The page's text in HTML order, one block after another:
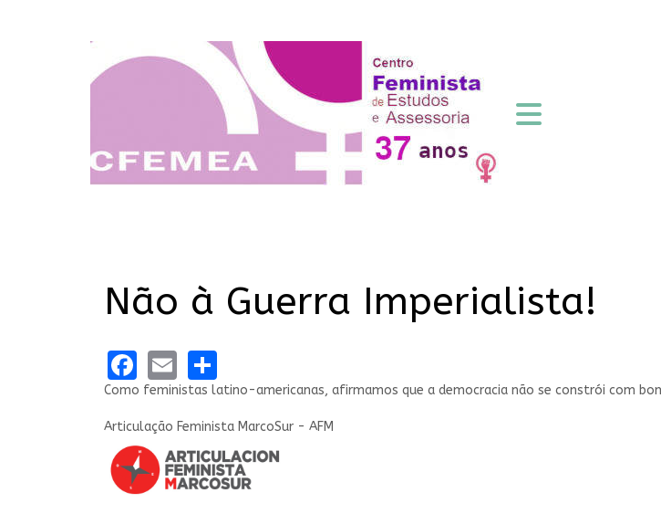
Não à Guerra Imperialista!
Facebook
Email
Como feministas latino-americanas, afirmamos que a democracia não se constrói com
Articulação Feminista MarcoSur - AFM